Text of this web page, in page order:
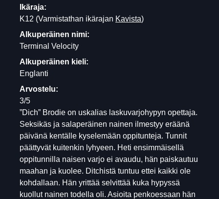
Ikäraja:
K12 (Varmistathan ikärajan Kavista)
Alkuperäinen nimi:
Terminal Velocity
Alkuperäinen kieli:
Englanti
Arvostelu:
3/5
”Dich” Brodie on uskalias laskuvarjohypyn opettaja.
Seksikäs ja salaperäinen nainen ilmestyy eräänä
päivänä kentälle kyselemään oppitunteja. Tunnit
päättyvät kuitenkin lyhyeen. Heti ensimmäisellä
oppitunnilla naisen varjo ei avaudu, hän paiskautuu
maahan ja kuolee. Ditchistä tuntuu ettei kaikki ole
kohdallaan. Hän yrittää selvittää kuka hypyssä
kuollut nainen todella oli. Asioita penkoessaan hän